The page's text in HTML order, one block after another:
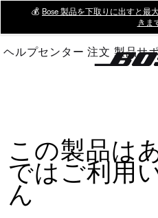
Main
💰 Bose 製品を下取りに出すと最
きま
ヘルプセンター 注文 製品サ
この製品は
ではご利用
ん